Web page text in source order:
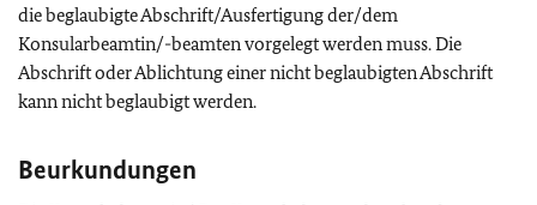
die beglaubigte Abschrift/Ausfertigung der/dem
Konsularbeamtin/-beamten vorgelegt werden muss. Die
Abschrift oder Ablichtung einer nicht beglaubigten Abschrift
kann nicht beglaubigt werden.
Beurkundungen